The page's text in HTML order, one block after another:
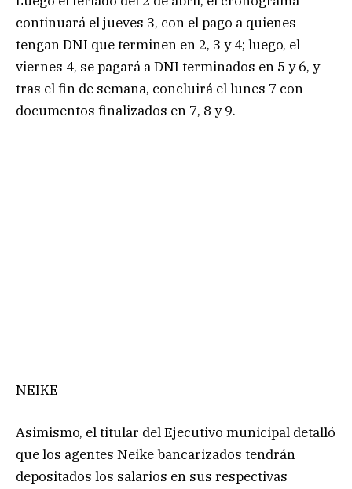
continuará el jueves 3, con el pago a quienes
tengan DNI que terminen en 2, 3 y 4; luego, el
viernes 4, se pagará a DNI terminados en 5 y 6, y
tras el fin de semana, concluirá el lunes 7 con
documentos finalizados en 7, 8 y 9.
NEIKE
Asimismo, el titular del Ejecutivo municipal detalló
que los agentes Neike bancarizados tendrán
depositados los salarios en sus respectivas